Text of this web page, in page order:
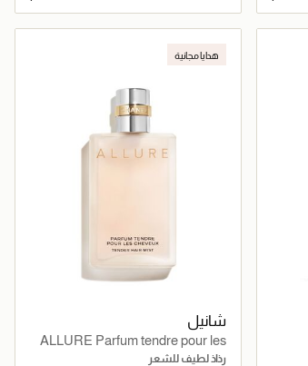
جاري تحميل التفاصيل
هدايا مجانية
شانيل
ALLURE Parfum tendre pour les
cheveux
رذاذ لطيف للشعر